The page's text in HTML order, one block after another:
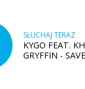
SŁUCHAJ TERAZ
KYGO FEAT.
GRYFFIN -